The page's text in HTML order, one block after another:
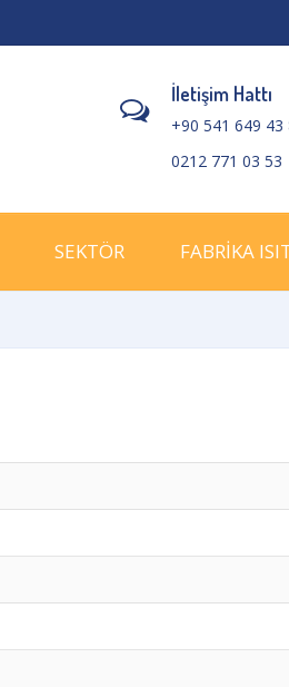
İletişim Hattı
+90 541 649 43
0212 771 03 53
SEKTÖR FABRİKA